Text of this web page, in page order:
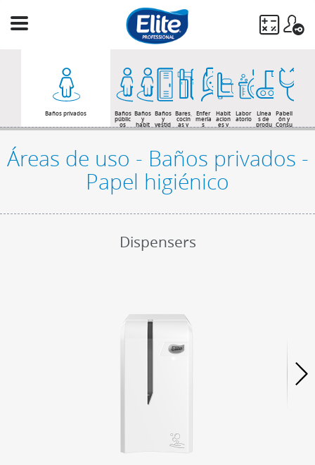
búsqueda
Baños privados
Baños
públic
os
Baños
y
habit
acion
Baños
y
vestid
ores
Bares,
cocin
as y
come
Enfer
mería
s
Habit
acion
es y
baños
Labor
atorio
Línea
s de
produ
cción
Pabell
ón y
Consu
ltas
Áreas de uso - Baños privados -
Papel higiénico
Dispensers